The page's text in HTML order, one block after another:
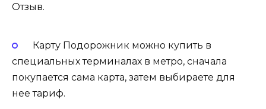
Отзыв.
Карту Подорожник можно купить в
специальных терминалах в метро, сначала
покупается сама карта, затем выбираете для
нее тариф.